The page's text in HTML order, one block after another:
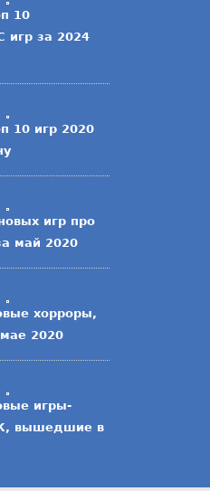
10
игр за 2024
10 игр 2020
игр про
май 2020
хорроры,
2020
игры-
вышедшие в